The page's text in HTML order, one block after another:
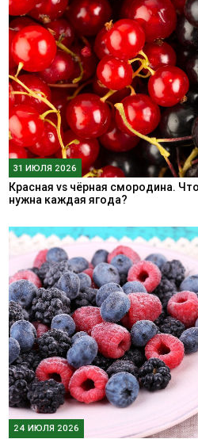
31 ИЮЛЯ 2026
Красная vs чёрная смородина.
нужна каждая ягода?
24 ИЮЛЯ 2026